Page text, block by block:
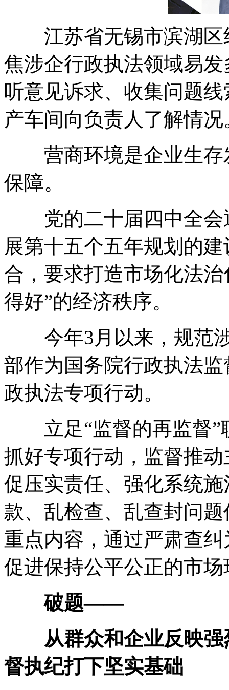
江苏省无锡市滨湖
焦涉企行政执法领域易
听意见诉求、收集问题
产车间向负责人了解情
营商环境是企业生存
保障。
党的二十届四中全会
展第十五个五年规划的
合，要求打造市场化法
得好”的经济秩序。
今年3月以来，规范涉
部作为国务院行政执法
政执法专项行动。
立足“监督的再监督”
抓好专项行动，监督推
促压实责任、强化系统
款、乱检查、乱查封问
重点内容，通过严肃查
促进保持公平公正的市
破题——
从群众和企业反映强
督执纪打下坚实基础